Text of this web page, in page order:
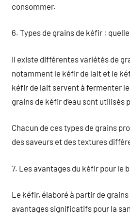
consommer.
6. Types de grains de kéfir :
Il existe différentes variétés de
notamment le kéfir de lait et le
kéfir de lait servent à fermenter
grains de kéfir d’eau sont utilisés
Chacun de ces types de grains
des saveurs et des textures
7. Les avantages du kéfir pour le
Le kéfir, élaboré à partir de
avantages significatifs pour la